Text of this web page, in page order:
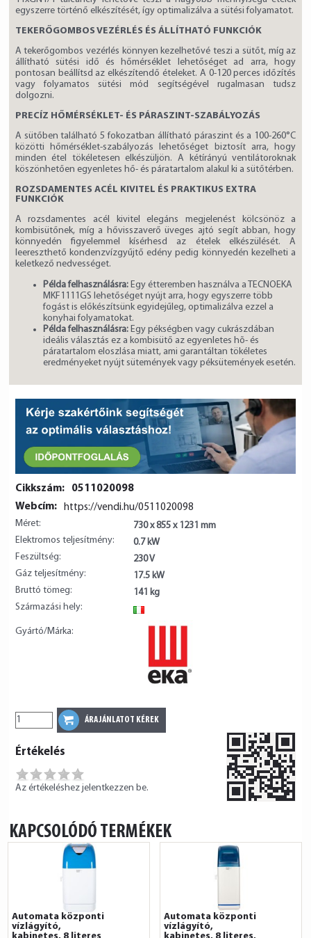
egyszerre történő elkészítését, így optimalizálva a sütési folyamatot.
TEKERŐGOMBOS VEZÉRLÉS ÉS ÁLLÍTHATÓ FUNKCIÓK
A tekerőgombos vezérlés könnyen kezelhetővé teszi a sütőt, míg az
állítható sütési idő és hőmérséklet lehetőséget ad arra, hogy
pontosan beállítsd az elkészítendő ételeket. A 0-120 perces időzítés
vagy folyamatos sütési mód segítségével rugalmasan tudsz
dolgozni.
PRECÍZ HŐMÉRSÉKLET- ÉS PÁRASZINT-SZABÁLYOZÁS
A sütőben található 5 fokozatban állítható páraszint és a 100-260°C
közötti hőmérséklet-szabályozás lehetőséget biztosít arra, hogy
minden étel tökéletesen elkészüljön. A kétírányú ventilátoroknak
köszönhetően egyenletes hő- és páratartalom alakul ki a sütőtérben.
ROZSDAMENTES ACÉL KIVITEL ÉS PRAKTIKUS EXTRA
FUNKCIÓK
A rozsdamentes acél kivitel elegáns megjelenést kölcsönöz a
kombisütőnek, míg a hővisszaverő üveges ajtó segít abban, hogy
könnyedén figyelemmel kísérhesd az ételek elkészülését. A
leereszthető kondenzvízgyűjtő edény pedig könnyedén kezelheti a
keletkező nedvességet.
Példa felhasználásra:Egy étteremben használva a TECNOEKA
MKF1111GS lehetőséget nyújt arra, hogy egyszerre több
fogást is előkészítsünk egyidejűleg, optimalizálva ezzel a
konyhai folyamatokat.
Példa felhasználásra:Egy pékségben vagy cukrászdában
ideális választás ez a kombisütő az egyenletes hõ- és
páratartalom eloszlása miatt, ami garantáltan tökéletes
eredményeket nyújt sütemények vagy péksütemények esetén.
Cikkszám:
0511020098
Webcím:
https://vendi.hu/0511020098
Méret:
730 x 855 x 1231 mm
Elektromos teljesítmény:
0.7 kW
Feszültség:
230 V
Gáz teljesítmény:
17.5 kW
Bruttó tömeg:
141 kg
Származási hely:
Gyártó/Márka:
Értékelés
Az értékeléshez jelentkezzen be.
KAPCSOLÓDÓ TERMÉKEK
Automata központi
vízlágyító,
Automata központi
vízlágyító,